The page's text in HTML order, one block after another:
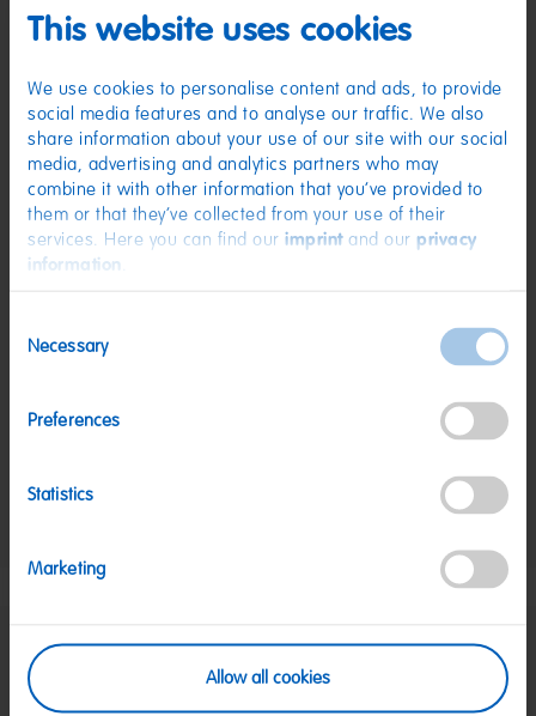
This website uses cookies
We use cookies to personalise content and ads, to provide
social media features and to analyse our traffic. We also
share information about your use of our site with our social
media, advertising and analytics partners who may
combine it with other information that you’ve provided to
them or that they’ve collected from your use of their
services. Here you can find our imprintand our privacy
information
Selection
Necessary
Preferences
Statistics
Marketing
Allow all cookies
Zucker; Gelatine; Dextrose; Stärke; Säuerungsmittel: Citronensäure,
Äpfelsäure, Weinsäure, Fumarsäure; Säureregulator:
Spirulina, Rettich, Süßkartoffel, Apfel, Schwarze Johannisbeere, Hibiskus,
Zitrone, Orange, Holunderbeere; Karamellsirup; Aroma. Kann Spuren von
MILCH, WEIZEN enthalten.
Nährwerte
Nährwerte pro 100 g
Energie: 1443 kJ/339 kcal
Kohlenhydrate:
SICHERE ZAHLUNG